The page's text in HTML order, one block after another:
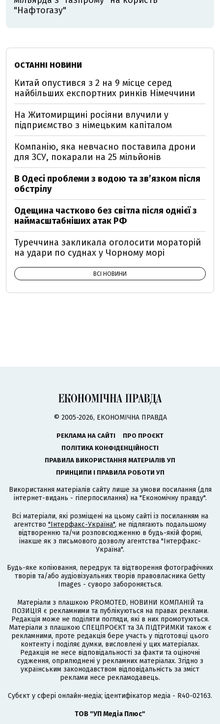
"Нафтогазу"
ОСТАННІ НОВИНИ
Китай опустився з 2 на 9 місце серед
найбільших експортних ринків Німеччини
На Житомирщині росіяни влучили у
підприємство з німецьким капіталом
Компанію, яка невчасно поставила дрони
для ЗСУ, покарали на 25 мільйонів
В Одесі проблеми з водою та звʼязком після
обстрілу
Одещина частково без світла після однієї з
наймасштабніших атак РФ
Туреччина закликала оголосити мораторій
на удари по суднах у Чорному морі
ВСІ НОВИНИ
© 2005-2026, ЕКОНОМІЧНА ПРАВДА
РЕКЛАМА НА САЙТІ
ПРО ПРОЄКТ
ПОЛІТИКА КОНФІДЕНЦІЙНОСТІ
ПРАВИЛА ВИКОРИСТАННЯ МАТЕРІАЛІВ УП
ПРИНЦИПИ І ПРАВИЛА РОБОТИ УП
Використання матеріалів сайту лише за умови посилання (для
інтернет-видань - гіперпосилання) на "Економічну правду".
Всі матеріали, які розміщені на цьому сайті із посиланням на
агентство "Інтерфакс-Україна", не підлягають подальшому
відтворенню та/чи розповсюдженню в будь-якій формі,
інакше як з письмового дозволу агентства "Інтерфакс-
Україна".
Будь-яке копіювання, передрук та відтворення фотографічних
творів та/або аудіовізуальних творів правовласника Getty
Images - суворо забороняється.
Матеріали з плашкою PROMOTED, НОВИНИ КОМПАНІЙ та
ПОЗИЦІЯ є рекламними та публікуються на правах реклами.
Редакція може не поділяти погляди, які в них промотуються.
Матеріали з плашкою СПЕЦПРОЄКТ та ЗА ПІДТРИМКИ також є
рекламними, проте редакція бере участь у підготовці цього
контенту і поділяє думки, висловлені у цих матеріалах.
Редакція не несе відповідальності за факти та оціночні
судження, оприлюднені у рекламних матеріалах. Згідно з
українським законодавством відповідальність за зміст
реклами несе рекламодавець.
Cубєкт у сфері онлайн-медіа; ідентифікатор медіа - R40-02163.
ТОВ "УП Медіа Плюс"